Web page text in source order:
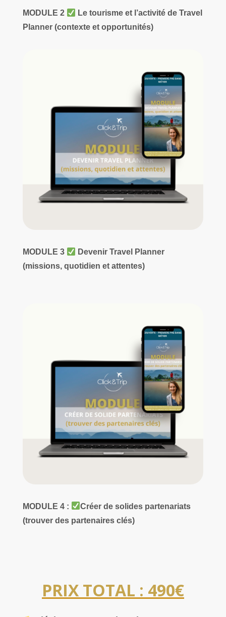
MODULE 2
Le tourisme et l’activité de Travel
Planner (contexte et opportunités)
MODULE 3
Devenir Travel Planner
(missions, quotidien et attentes)
MODULE 4 :
Créer de solides partenariats
(trouver des partenaires clés)
PRIX TOTAL : 490€